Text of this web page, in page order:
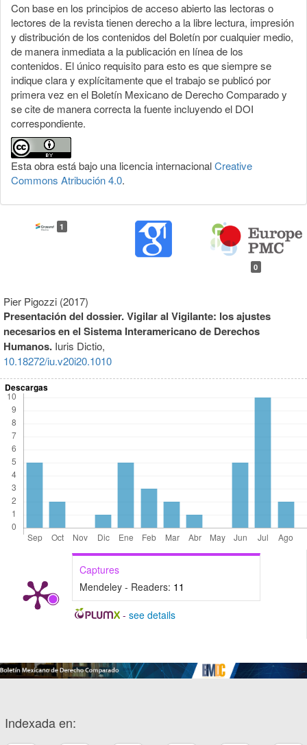
Con base en los principios de acceso abierto las lectoras o
lectores de la revista tienen derecho a la libre lectura, impresión
y distribución de los contenidos del Boletín por cualquier medio,
de manera inmediata a la publicación en línea de los
contenidos. El único requisito para esto es que siempre se
indique clara y explícitamente que el trabajo se publicó por
primera vez en el Boletín Mexicano de Derecho Comparado y
se cite de manera correcta la fuente incluyendo el DOI
correspondiente.
Esta obra está bajo una licencia internacionalCreative
Commons Atribución 4.0.
1
0
Pier Pigozzi (2017)
Presentación del dossier. Vigilar al Vigilante: los ajustes
necesarios en el Sistema Interamericano de Derechos
Humanos. Iuris Dictio,
10.18272/iu.v20i20.1010
Descargas
Captures
Mendeley - Readers: 11
- see details
Indexada en: